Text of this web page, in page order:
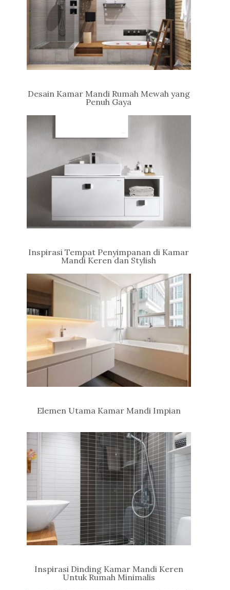
Desain Kamar Mandi Rumah Mewah yang
Penuh Gaya
Inspirasi Tempat Penyimpanan di Kamar
Mandi Keren dan Stylish
Elemen Utama Kamar Mandi Impian
Inspirasi Dinding Kamar Mandi Keren
Untuk Rumah Minimalis